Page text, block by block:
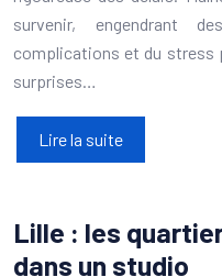
survenir, engendrant
complications et du stress
surprises…
Lire la suite
Lille : les
dans un studio